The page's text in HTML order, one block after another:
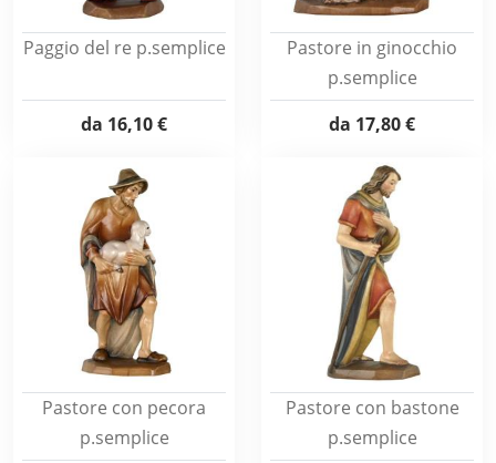
Paggio del re p.semplice
da 16,10 €
Pastore in ginocchio
p.semplice
da 17,80 €
Pastore con pecora
p.semplice
Pastore con bastone
p.semplice